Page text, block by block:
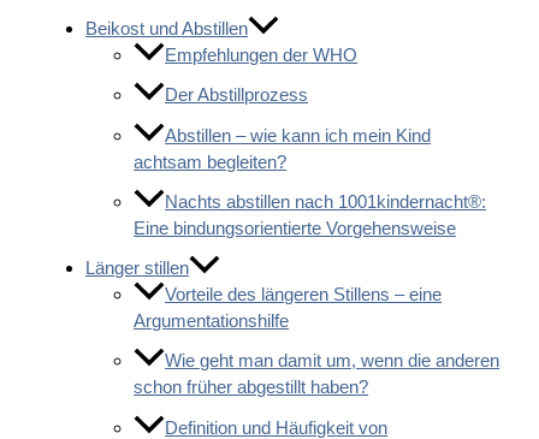
Beikost und Abstillen
Empfehlungen der WHO
Der Abstillprozess
Abstillen – wie kann ich mein Kind
achtsam begleiten?
Nachts abstillen nach 1001kindernacht®:
Eine bindungsorientierte Vorgehensweise
Länger stillen
Vorteile des längeren Stillens – eine
Argumentationshilfe
Wie geht man damit um, wenn die anderen
schon früher abgestillt haben?
Definition und Häufigkeit von